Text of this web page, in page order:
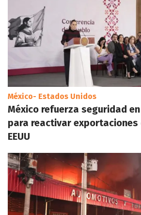
México- Estados Unidos
México refuerza seguridad
para reactivar exportaciones
EEUU